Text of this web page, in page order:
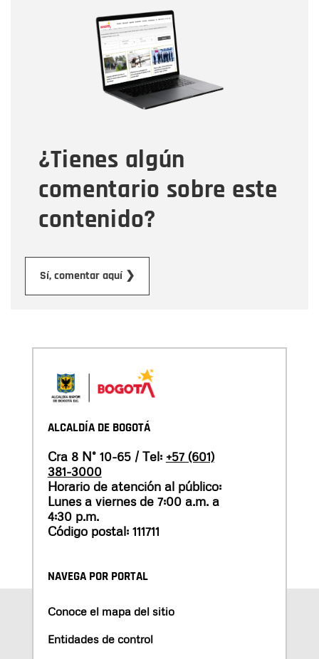
¿Tienes algún
comentario sobre este
contenido?
Sí, comentar aquí ❯
Correo electrónico
Tipo de comentario
Mensaje
ALCALDÍA DE BOGOTÁ
Cra 8 N° 10-65 / Tel: +57 (601)
381-3000
Horario de atención al público:
Lunes a viernes de 7:00 a.m. a
4:30 p.m.
Código postal: 111711
NAVEGA POR PORTAL
Conoce el mapa del sitio
Entidades de control